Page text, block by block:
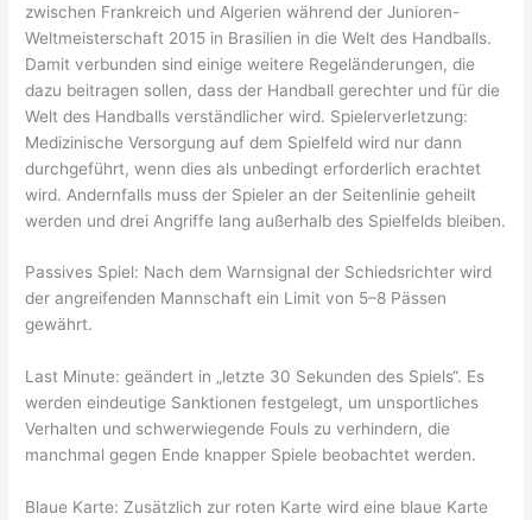
zwischen Frankreich und Algerien während der Junioren-
Weltmeisterschaft 2015 in Brasilien in die Welt des Handballs.
Damit verbunden sind einige weitere Regeländerungen, die
dazu beitragen sollen, dass der Handball gerechter und für die
Welt des Handballs verständlicher wird. Spielerverletzung:
Medizinische Versorgung auf dem Spielfeld wird nur dann
durchgeführt, wenn dies als unbedingt erforderlich erachtet
wird. Andernfalls muss der Spieler an der Seitenlinie geheilt
werden und drei Angriffe lang außerhalb des Spielfelds bleiben.
Passives Spiel: Nach dem Warnsignal der Schiedsrichter wird
der angreifenden Mannschaft ein Limit von 5–8 Pässen
gewährt.
Last Minute: geändert in „letzte 30 Sekunden des Spiels“. Es
werden eindeutige Sanktionen festgelegt, um unsportliches
Verhalten und schwerwiegende Fouls zu verhindern, die
manchmal gegen Ende knapper Spiele beobachtet werden.
Blaue Karte: Zusätzlich zur roten Karte wird eine blaue Karte